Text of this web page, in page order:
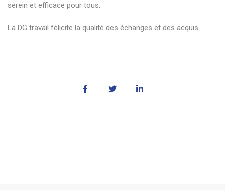
serein et efficace pour tous.
La DG travail félicite la qualité des échanges et des acquis.